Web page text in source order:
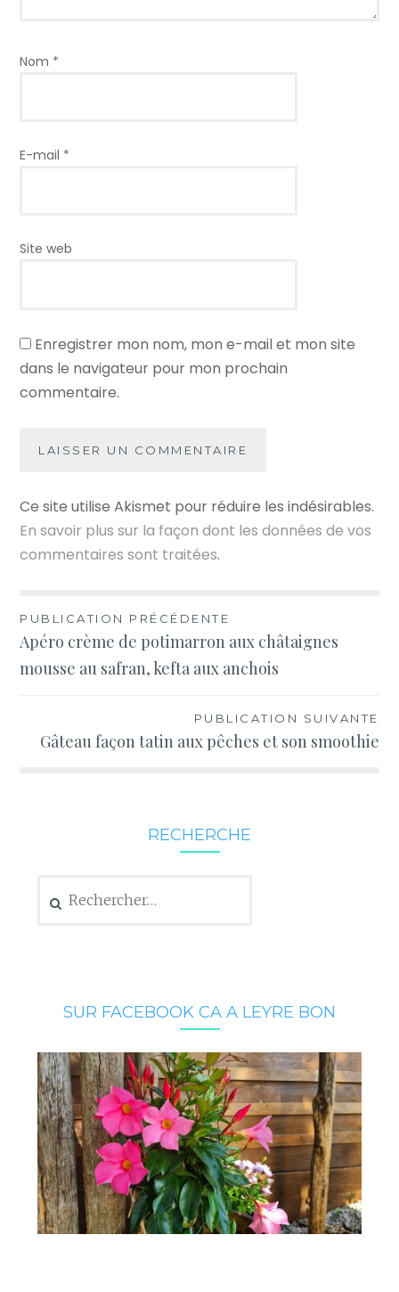
Nom *
E-mail *
Site web
Enregistrer mon nom, mon e-mail et mon site
dans le navigateur pour mon prochain
commentaire.
Ce site utilise Akismet pour réduire les indésirables.
En savoir plus sur la façon dont les données de vos
commentaires sont traitées.
Navigation
de
l’article
PUBLICATION PRÉCÉDENTE
Apéro crème de potimarron aux châtaignes
mousse au safran, kefta aux anchois
PUBLICATION SUIVANTE
Gâteau façon tatin aux pêches et son smoothie
RECHERCHE
SUR FACEBOOK CA A LEYRE BON